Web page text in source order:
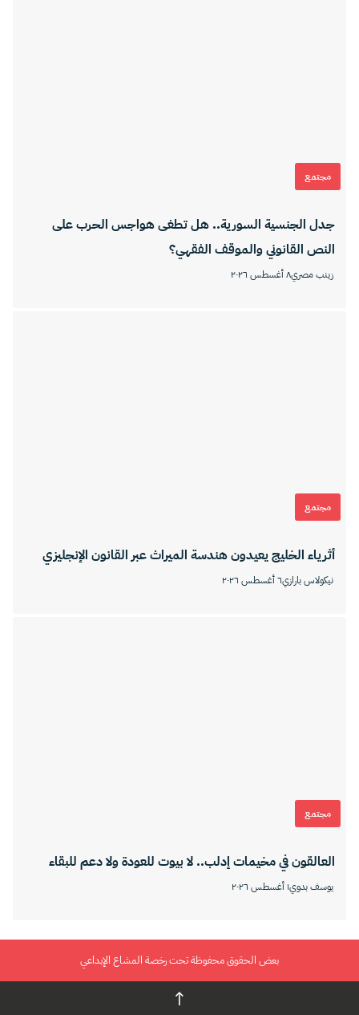
مجتمع
جدل الجنسية السورية.. هل تطغى هواجس الحرب على
النص القانوني والموقف الفقهي؟
زينب مصري٨ أغسطس ٢٠٢٦
مجتمع
أثرياء الخليج يعيدون هندسة الميراث عبر القانون الإنجليزي
نيكولاس بارازي٦ أغسطس ٢٠٢٦
مجتمع
العالقون في مخيمات إدلب.. لا بيوت للعودة ولا دعم للبقاء
يوسف بدوي١ أغسطس ٢٠٢٦
بعض الحقوق محفوظة تحت رخصة المشاع الإبداعي
↑